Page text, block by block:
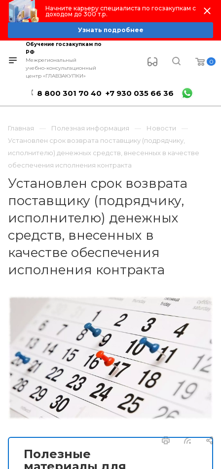
Начните карьеру специалиста по госзакупкам с
доходом до 300 т.р.
Узнать подробнее
Обучение госзакупкам по
РФ
Межрегиональный
учебно-консультационный
центр «ГЛАВЗАКУПКИ»
0
8 800 301 70 40 +7 930 035 66 36
Главная Полезная информация
Новости
Установлен срок возврата поставщику (подрядчику,
исполнителю) денежных средств, внесенных в качестве
обеспечения исполнения контракта
Установлен срок возврата
поставщику (подрядчику,
исполнителю) денежных
средств, внесенных в
качестве обеспечения
исполнения контракта
Полезные